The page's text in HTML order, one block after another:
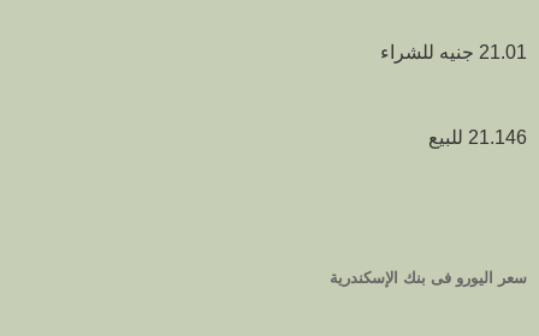
21.01 جنيه للشراء
21.146 للبيع
سعر اليورو فى بنك الإسكندرية